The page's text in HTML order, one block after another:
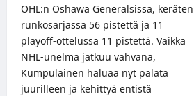
OHL:n Oshawa Generalsissa, keräten
runkosarjassa 56 pistettä ja 11
playoff-ottelussa 11 pistettä. Vaikka
NHL-unelma jatkuu vahvana,
Kumpulainen haluaa nyt palata
juurilleen ja kehittyä entistä